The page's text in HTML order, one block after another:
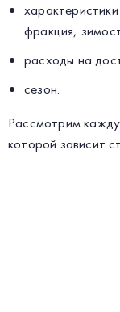
фракция,
расходы на
сезон.
Рассмотрим
которой зависит